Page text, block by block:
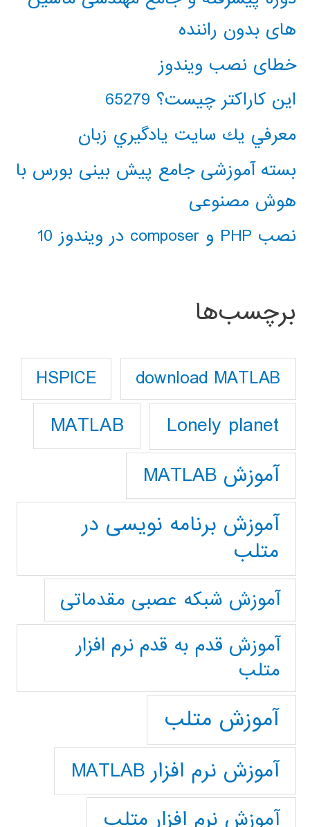
های بدون راننده
خطای نصب ویندوز
این کاراکتر چیست؟ 65279
معرفي يك سايت يادگيري زبان
بسته آموزشی جامع پیش بینی بورس با
هوش مصنوعی
نصب PHP و composer در ویندوز 10
برچسب‌ها
download MATLAB
HSPICE
Lonely planet
MATLAB
آموزش MATLAB
آموزش برنامه نویسی در
متلب
آموزش شبکه عصبی مقدماتی
آموزش قدم به قدم نرم افزار
متلب
آموزش متلب
آموزش نرم افزار MATLAB
آموزش نرم افزار متلب